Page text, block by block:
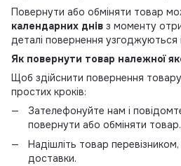
Повернути або обміняти товар
календарних днів з моменту
деталі повернення узгоджуються
Як повернути товар належної
Щоб здійснити повернення
простих кроків:
Зателефонуйте нам і
повернути або обміняти товар.
Надішліть товар
доставки.